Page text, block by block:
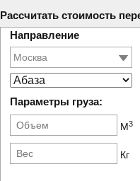
Рассчитать стоимость
Направление
Параметры груза:
М3
Кг